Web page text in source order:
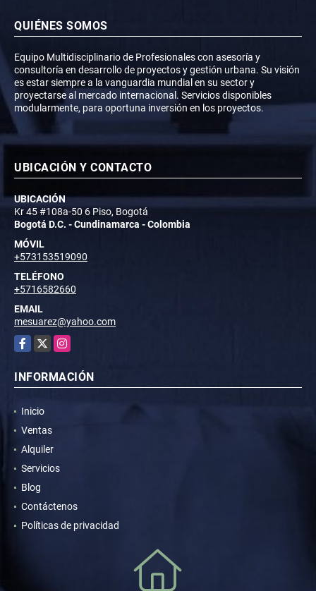
QUIÉNES SOMOS
Equipo Multidisciplinario de Profesionales con asesoría y
consultoría en desarrollo de proyectos y gestión urbana. Su visión
es estar siempre a la vanguardia mundial en su sector y
proyectarse al mercado internacional. Servicios disponibles
modularmente, para oportuna inversión en los proyectos.
UBICACIÓN Y CONTACTO
UBICACIÓN
Kr 45 #108a-50 6 Piso, Bogotá
Bogotá D.C. - Cundinamarca - Colombia
MÓVIL
+573153519090
TELÉFONO
+5716582660
EMAIL
mesuarez@yahoo.com
Facebook
X Instagram
INFORMACIÓN
Inicio
Ventas
Alquiler
Servicios
Blog
Contáctenos
Políticas de privacidad